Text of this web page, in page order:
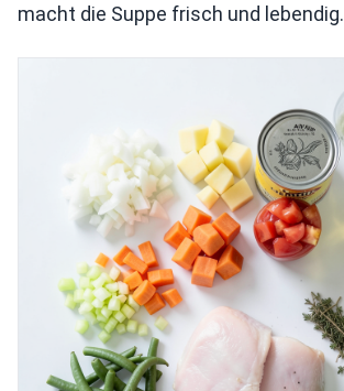
macht die Suppe frisch und lebendig.